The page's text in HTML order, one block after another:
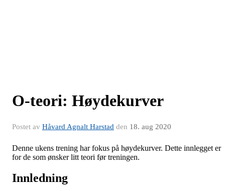
O-teori: Høydekurver
Postet av Håvard Agnalt Harstad den 18. aug 2020
Denne ukens trening har fokus på høydekurver. Dette innlegget er
for de som ønsker litt teori før treningen.
Innledning